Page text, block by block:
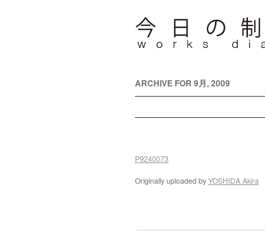
ARCHIVE FOR 9月, 2009
P9240073
Originally uploaded by YOSHIDA Akira